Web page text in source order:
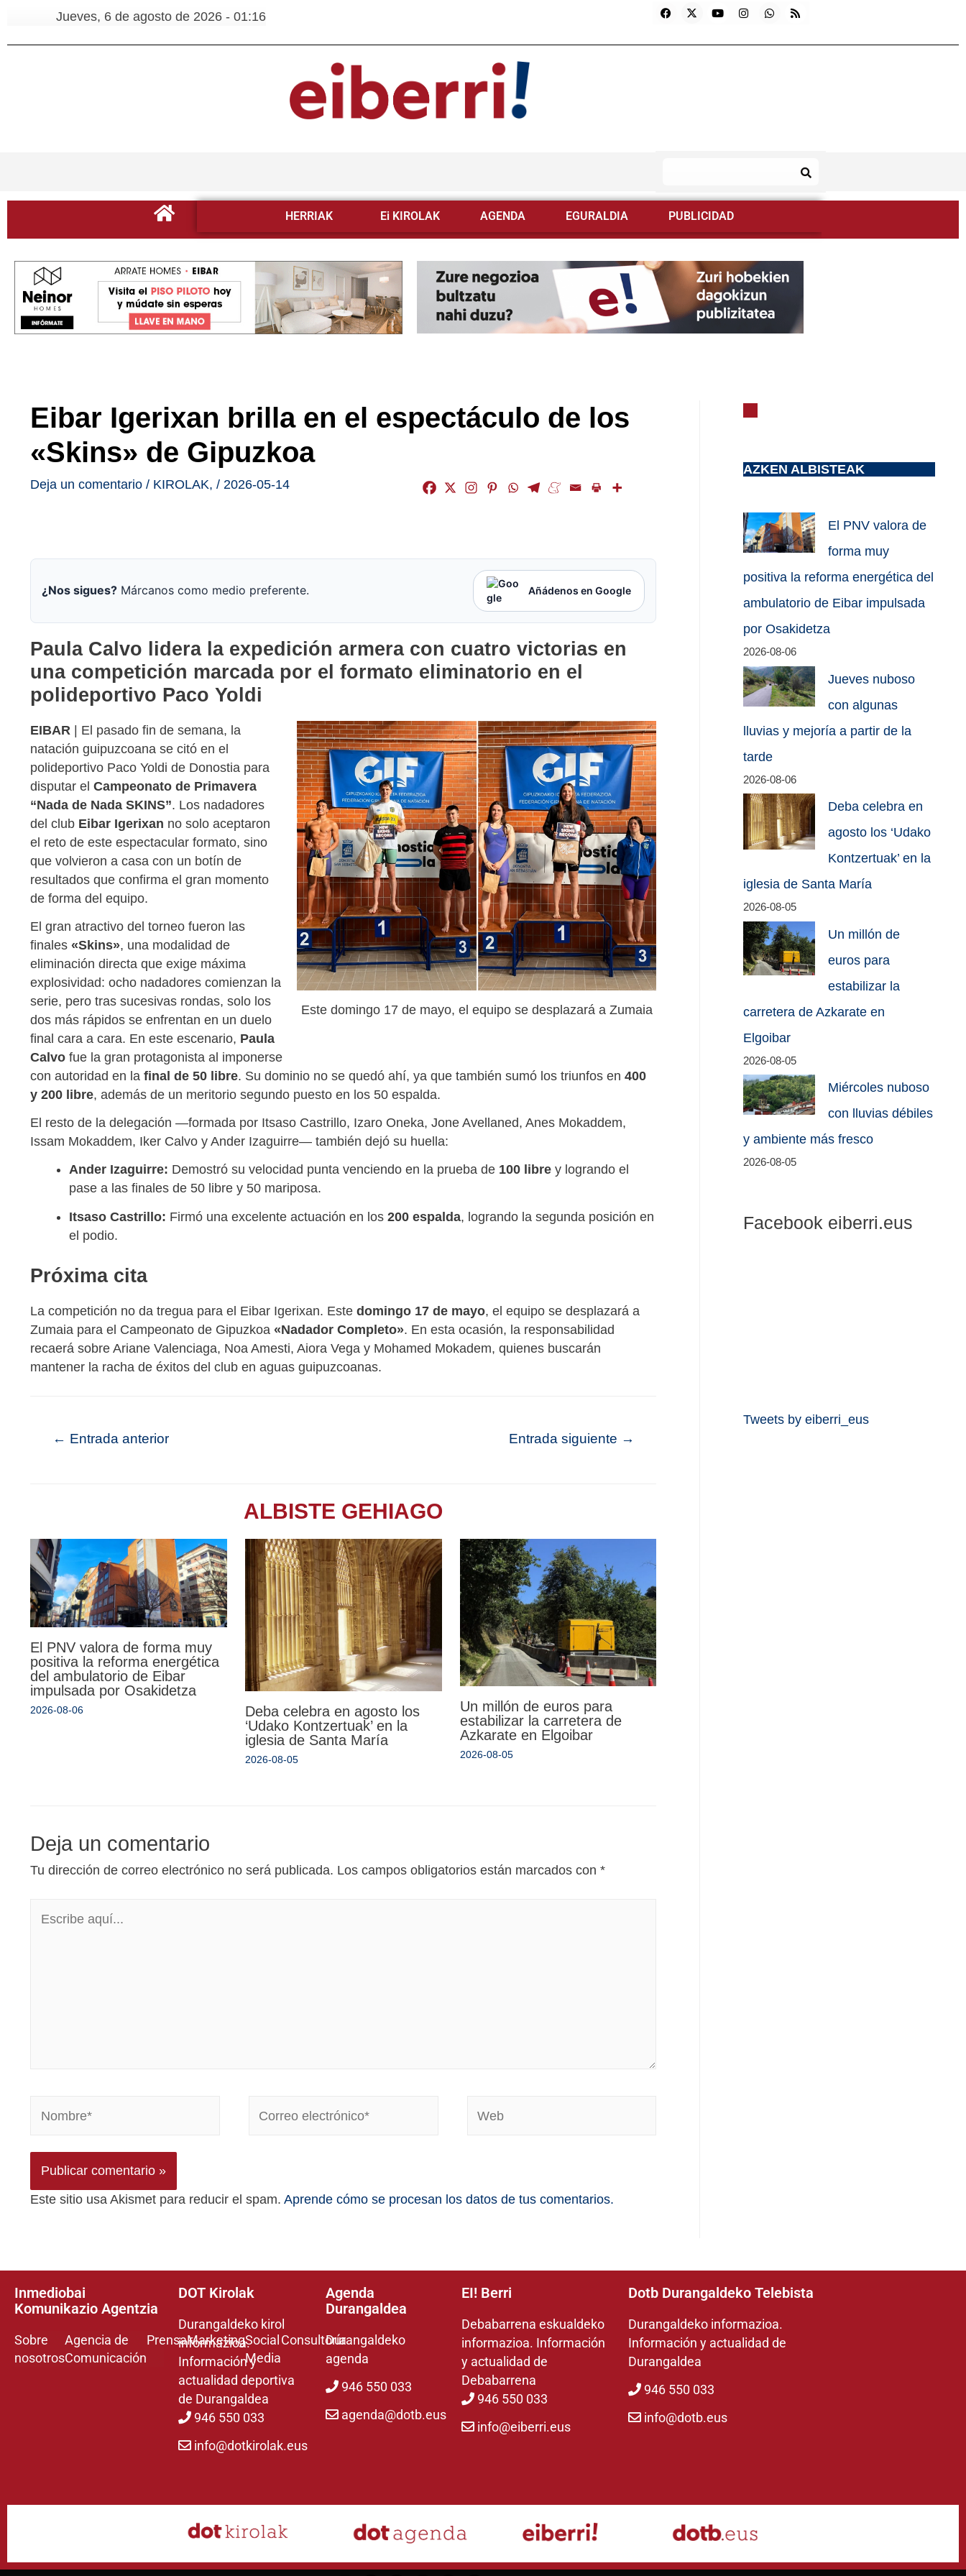
Jueves, 6 de agosto de 2026 - 01:16
HERRIAK Ei KIROLAK AGENDA EGURALDIA PUBLICIDAD
Eibar Igerixan brilla en el espectáculo de los
«Skins» de Gipuzkoa
Deja un comentario / KIROLAK, / 2026-05-14
¿Nos sigues? Márcanos como medio preferente. Añádenos en Google
Paula Calvo lidera la expedición armera con cuatro victorias en
una competición marcada por el formato eliminatorio en el
polideportivo Paco Yoldi
Este domingo 17 de mayo, el equipo se desplazará a Zumaia
EIBAR | El pasado fin de semana, la
natación guipuzcoana se citó en el
polideportivo Paco Yoldi de Donostia para
disputar el Campeonato de Primavera
“Nada de Nada SKINS”. Los nadadores
del club Eibar Igerixan no solo aceptaron
el reto de este espectacular formato, sino
que volvieron a casa con un botín de
resultados que confirma el gran momento
de forma del equipo.
El gran atractivo del torneo fueron las
finales «Skins», una modalidad de
eliminación directa que exige máxima
explosividad: ocho nadadores comienzan la
serie, pero tras sucesivas rondas, solo los
dos más rápidos se enfrentan en un duelo
final cara a cara. En este escenario, Paula
Calvo fue la gran protagonista al imponerse
con autoridad en la final de 50 libre. Su dominio no se quedó ahí, ya que también sumó los triunfos en 400
y 200 libre, además de un meritorio segundo puesto en los 50 espalda.
El resto de la delegación —formada por Itsaso Castrillo, Izaro Oneka, Jone Avellaned, Anes Mokaddem,
Issam Mokaddem, Iker Calvo y Ander Izaguirre— también dejó su huella:
Ander Izaguirre: Demostró su velocidad punta venciendo en la prueba de 100 libre y logrando el
pase a las finales de 50 libre y 50 mariposa.
Itsaso Castrillo: Firmó una excelente actuación en los 200 espalda, logrando la segunda posición en
el podio.
Próxima cita
La competición no da tregua para el Eibar Igerixan. Este domingo 17 de mayo, el equipo se desplazará a
Zumaia para el Campeonato de Gipuzkoa «Nadador Completo». En esta ocasión, la responsabilidad
recaerá sobre Ariane Valenciaga, Noa Amesti, Aiora Vega y Mohamed Mokadem, quienes buscarán
mantener la racha de éxitos del club en aguas guipuzcoanas.
← Entrada anterior Entrada siguiente →
ALBISTE GEHIAGO
El PNV valora de forma muy
positiva la reforma energética
del ambulatorio de Eibar
impulsada por Osakidetza
2026-08-06
Deba celebra en agosto los
‘Udako Kontzertuak’ en la
iglesia de Santa María
2026-08-05
Un millón de euros para
estabilizar la carretera de
Azkarate en Elgoibar
2026-08-05
Deja un comentario
Tu dirección de correo electrónico no será publicada. Los campos obligatorios están marcados con *
Este sitio usa Akismet para reducir el spam. Aprende cómo se procesan los datos de tus comentarios.
AZKEN ALBISTEAK
El PNV valora de
forma muy
positiva la reforma energética del
ambulatorio de Eibar impulsada
por Osakidetza
2026-08-06
Jueves nuboso
con algunas
lluvias y mejoría a partir de la
tarde
2026-08-06
Deba celebra en
agosto los ‘Udako
Kontzertuak’ en la
iglesia de Santa María
2026-08-05
Un millón de
euros para
estabilizar la
carretera de Azkarate en
Elgoibar
2026-08-05
Miércoles nuboso
con lluvias débiles
y ambiente más fresco
2026-08-05
Facebook eiberri.eus
Tweets by eiberri_eus
Inmediobai
Komunikazio Agentzia
Sobre
nosotros
Agencia de
Comunicación
PrensaMarketingSocial
Media
Consultoría
DOT Kirolak
Durangaldeko kirol
informazioa.
Información y
actualidad deportiva
de Durangaldea
946 550 033
info@dotkirolak.eus
Agenda
Durangaldea
Durangaldeko
agenda
946 550 033
agenda@dotb.eus
EI! Berri
Debabarrena eskualdeko
informazioa. Información
y actualidad de
Debabarrena
946 550 033
info@eiberri.eus
Dotb Durangaldeko Telebista
Durangaldeko informazioa.
Información y actualidad de
Durangaldea
946 550 033
info@dotb.eus